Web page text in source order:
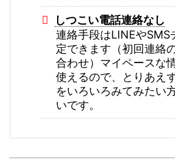
しつこい電話連絡なし
連絡手段はLINEやSMS
定できます（初回連絡
合わせ）マイペースな
使えるので、とりあえ
をいろいろみてみたい
いです。